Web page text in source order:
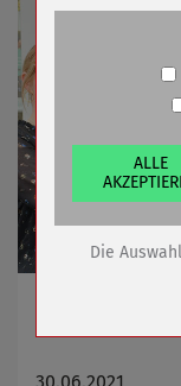
Siegel zugleich
30.06.2021
Anbieter
Zweck
Cookie Name
Cookie Laufzeit
ALLE
Die